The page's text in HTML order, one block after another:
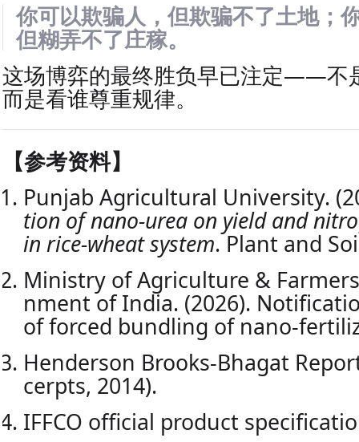
你可以欺骗人，但欺骗不了土地；
但糊弄不了庄稼。
这场博弈的最终胜负早已注定——不
而是看谁尊重规律。
【参考资料】
Punjab Agricultural University.
tion of nano-urea on yield and
in rice-wheat system. Plant and
Ministry of Agriculture &
nment of India. (2026).
of forced bundling of nano-
Henderson Brooks-Bhagat
cerpts, 2014).
IFFCO official product